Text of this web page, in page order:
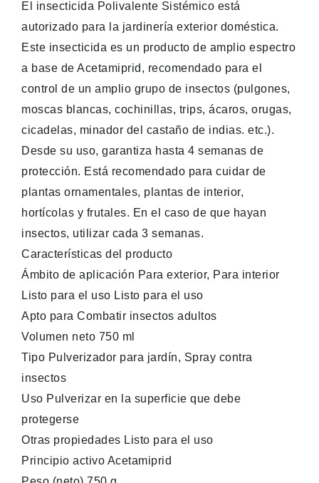
El insecticida Polivalente Sistémico está
autorizado para la jardinería exterior doméstica.
Este insecticida es un producto de amplio espectro
a base de Acetamiprid, recomendado para el
control de un amplio grupo de insectos (pulgones,
moscas blancas, cochinillas, trips, ácaros, orugas,
cicadelas, minador del castaño de indias. etc.).
Desde su uso, garantiza hasta 4 semanas de
protección. Está recomendado para cuidar de
plantas ornamentales, plantas de interior,
hortícolas y frutales. En el caso de que hayan
insectos, utilizar cada 3 semanas.
Características del producto
Ámbito de aplicación Para exterior, Para interior
Listo para el uso Listo para el uso
Apto para Combatir insectos adultos
Volumen neto 750 ml
Tipo Pulverizador para jardín, Spray contra
insectos
Uso Pulverizar en la superficie que debe
protegerse
Otras propiedades Listo para el uso
Principio activo Acetamiprid